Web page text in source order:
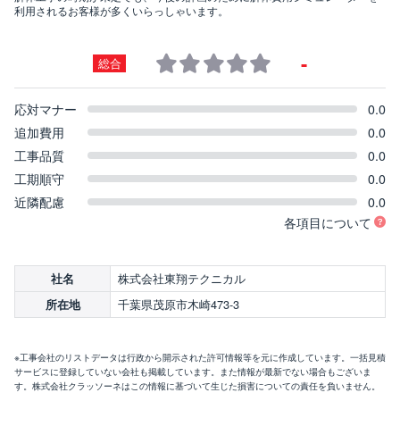
利用されるお客様が多くいらっしゃいます。
総合 -
応対マナー
0.0
追加費用
0.0
工事品質
0.0
工期順守
0.0
近隣配慮
0.0
各項目について
社名 株式会社東翔テクニカル
所在地 千葉県茂原市木崎473-3
※工事会社のリストデータは行政から開示された許可情報等を元に作成しています。一括見積
サービスに登録していない会社も掲載しています。また情報が最新でない場合もございま
す。株式会社クラッソーネはこの情報に基づいて生じた損害についての責任を負いません。